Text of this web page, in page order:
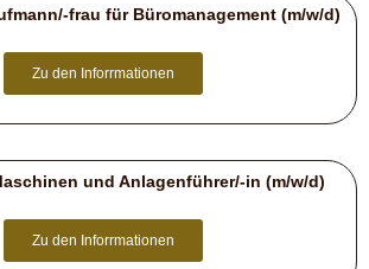
frau für Büromanagement (m/w/d)
Zu den Inforrmationen
und Anlagenführer/-in (m/w/d)
Zu den Inforrmationen